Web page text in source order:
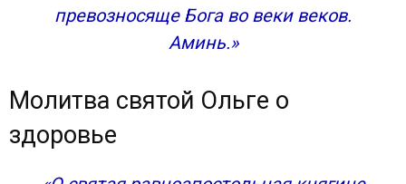
превозносяще Бога во веки веков.
Аминь.»
Молитва святой Ольге о
здоровье